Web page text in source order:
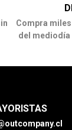
Compra
del mediodía